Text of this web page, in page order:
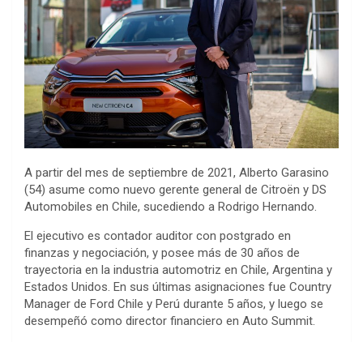
A partir del mes de septiembre de 2021, Alberto Garasino
(54) asume como nuevo gerente general de Citroën y DS
Automobiles en Chile, sucediendo a Rodrigo Hernando.
El ejecutivo es contador auditor con postgrado en
finanzas y negociación, y posee más de 30 años de
trayectoria en la industria automotriz en Chile, Argentina y
Estados Unidos. En sus últimas asignaciones fue Country
Manager de Ford Chile y Perú durante 5 años, y luego se
desempeñó como director financiero en Auto Summit.